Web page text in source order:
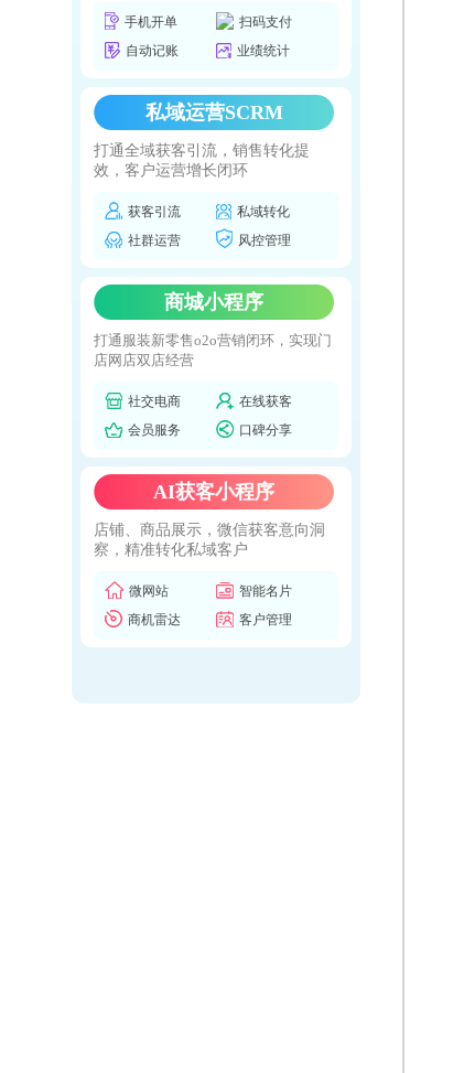
手机开单
扫码支付
自动记账
业绩统计
私域运营SCRM
打通全域获客引流，销售转化提
效，客户运营增长闭环
获客引流
私域转化
社群运营
风控管理
商城小程序
打通服装新零售o2o营销闭环，实现门
店网店双店经营
社交电商
在线获客
会员服务
口碑分享
AI获客小程序
店铺、商品展示，微信获客意向洞
察，精准转化私域客户
微网站
智能名片
商机雷达
客户管理